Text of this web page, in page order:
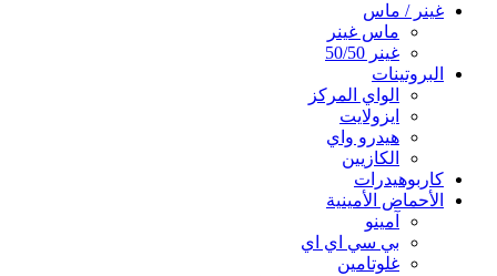
غينر / ماس
ماس غينر
غينر 50/50
البروتينات
الواي المركز
ايزولايت
هيدرو واي
الكازيين
كاربوهيدرات
الأحماض الأمينية
آمينو
بي سي اي اي
غلوتامين